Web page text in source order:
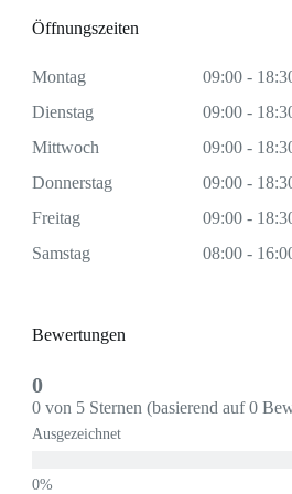
Öffnungszeiten
Montag
09:00 -
Dienstag
09:00 -
Mittwoch
09:00 -
Donnerstag
09:00 -
Freitag
09:00 -
Samstag
08:00 -
Bewertungen
0
0 von 5 Sternen (basierend auf 0
Ausgezeichnet